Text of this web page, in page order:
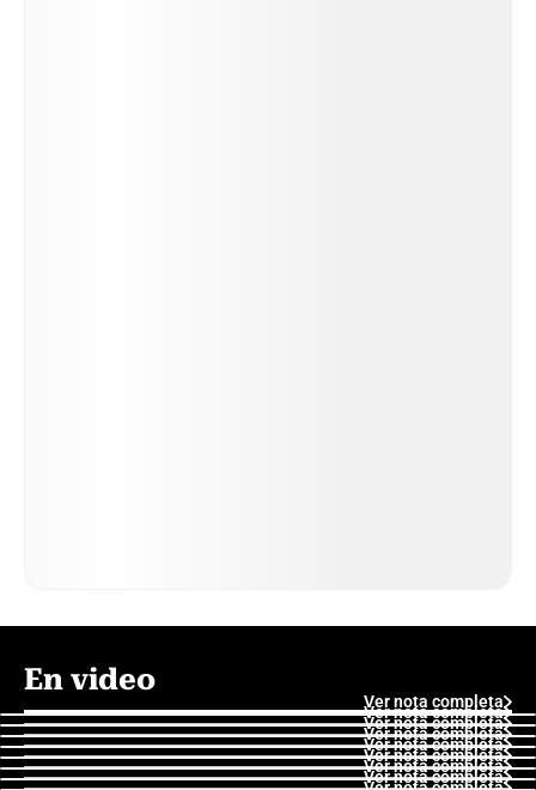
En video
Ver nota completa
Ver nota completa
Ver nota completa
Ver nota completa
Ver nota completa
Ver nota completa
Ver nota completa
Ver nota completa